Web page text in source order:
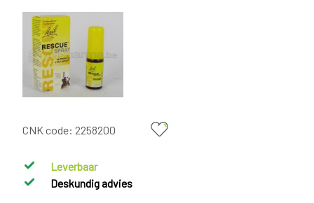
CNK code: 2258200
Leverbaar
Deskundig advies